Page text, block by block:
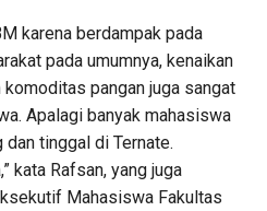
karena berdampak pada
pada umumnya, kenaikan
pangan juga sangat
Apalagi banyak mahasiswa
dan tinggal di Ternate.
kata Rafsan, yang juga
Mahasiswa Fakultas